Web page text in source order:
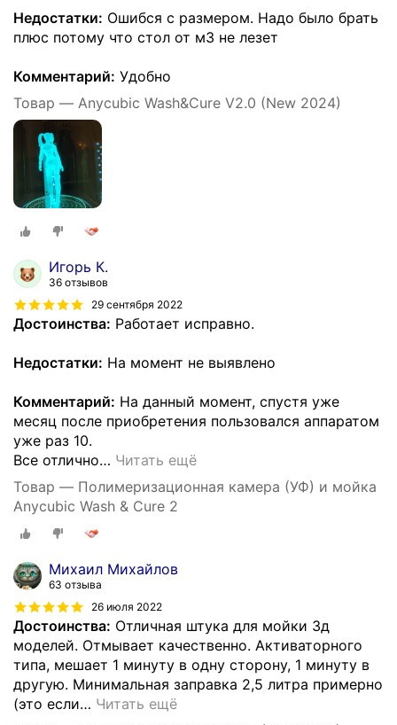
Недостатки: Ошибся с размером. Надо было брать
плюс потому что стол от м3 не лезет
Комментарий: Удобно
Товар — Anycubic Wash&Cure V2.0 (New 2024)
Игорь К.
36 отзывов
29 сентября 2022
Достоинства: Работает исправно.
Недостатки: На момент не выявлено
Комментарий: На данный момент, спустя уже
месяц после приобретения пользовался аппаратом
уже раз 10.
Все отлично… Читать ещё
Товар — Полимеризационная камера (УФ) и мойка
Anycubic Wash & Cure 2
Михаил Михайлов
63 отзыва
26 июля 2022
Достоинства: Отличная штука для мойки 3д
моделей. Отмывает качественно. Активаторного
типа, мешает 1 минуту в одну сторону, 1 минуту в
другую. Минимальная заправка 2,5 литра примерно
(это если… Читать ещё